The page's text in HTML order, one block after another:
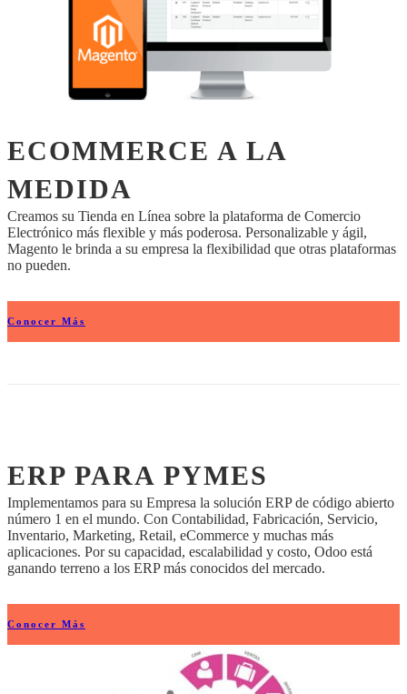
ECOMMERCE A LA
MEDIDA
Creamos su Tienda en Línea sobre la plataforma de Comercio
Electrónico más flexible y más poderosa. Personalizable y ágil,
Magento le brinda a su empresa la flexibilidad que otras plataformas
no pueden.
Conocer Más
ERP PARA PYMES
Implementamos para su Empresa la solución ERP de código abierto
número 1 en el mundo. Con Contabilidad, Fabricación, Servicio,
Inventario, Marketing, Retail, eCommerce y muchas más
aplicaciones. Por su capacidad, escalabilidad y costo, Odoo está
ganando terreno a los ERP más conocidos del mercado.
Conocer Más